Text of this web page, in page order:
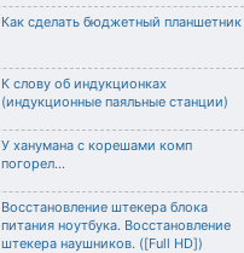
Как сделать бюджетный планшетник
К слову об индукционках
(индукционные паяльные станции)
У ханумана с корешами комп
погорел...
Восстановление штекера блока
питания ноутбука. Восстановление
штекера наушников. ([Full HD])